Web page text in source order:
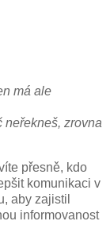
má ale
neřekneš, zrovna
přesně, kdo
komunikaci v
aby zajistil
informovanost